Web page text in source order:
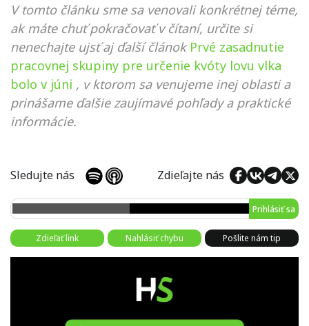
V tomto článku sme sa venovali konkrétnej téme,
ak máte chuť pokračovať v čítaní, určite si
nenechajte ujsť aj ďalší článok Prvé zasadnutie
pracovnej skupiny pre určenie kvóty lovu vlka
bolo v júni , v ktorom sa venujeme inej oblasti a
prinášame ďalšie zaujímavé pohľady a praktické
informácie.
Sledujte nás Zdieľajte nás
Prihlásiť sa
Zdieľať link Nahlásiť chybu Pošlite nám tip